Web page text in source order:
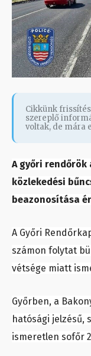
Cikkünk
szereplő
voltak, de mára
A győri rendőrök
közlekedési
beazonosítása
A Győri
számon folytat
vétsége miatt
Győrben, a
hatósági jelzésű,
ismeretlen sofőr